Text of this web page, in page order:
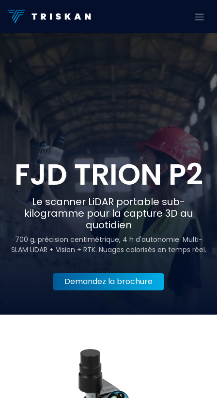
FJD TRION P2
Le scanner LiDAR portable sub-
kilogramme pour la capture 3D au
quotidien
700 g, précision centimétrique, 4 h d'autonomie. Multi-
SLAM LiDAR + Vision + RTK. Nuages colorisés en temps réel.
Demandez la brochure